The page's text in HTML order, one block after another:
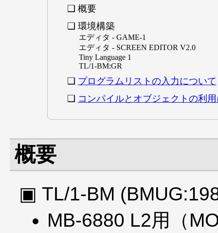
概要
環境構築
エディタ - GAME-1
エディタ - SCREEN EDITOR V2.0
Tiny Language 1
TL/1-BM:GR
プログラムリストの入力について
コンパイルとオブジェクトの利
概要
TL/1-BM
MB-6880 L2用（